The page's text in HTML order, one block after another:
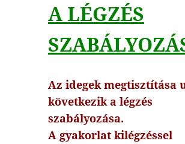
A LÉGZÉS
Az idegek megtisztítása
következik a légzés
szabályozása.
A gyakorlat kilégzéssel